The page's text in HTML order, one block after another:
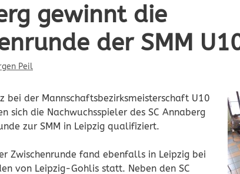
gewinnt die
der SMM
Peil
bei der Mannschaftsbezirksmeisterschaft U10
sich die Nachwuchsspieler des SC Annaberg
zur SMM in Leipzig qualifiziert.
Zwischenrunde fand ebenfalls in Leipzig bei
von Leipzig-Gohlis statt. Neben den SC